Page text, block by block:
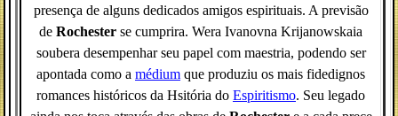
presença de alguns dedicados amigos espirituais. A previsão
de Rochester se cumprira. Wera Ivanovna Krijanowskaia
soubera desempenhar seu papel com maestria, podendo ser
apontada como a médium que produziu os mais fidedignos
romances históricos da Hsitória do Espiritismo. Seu legado